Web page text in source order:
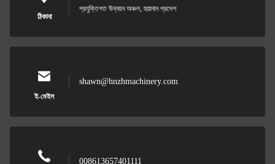
ঠিকানা
প্রযুক্তিগত উন্নয়ন অঞ্চল, হুয়ানান প্রদেশ
ই-মেইল
shawn@hnzhmachinery.com
008613657401111